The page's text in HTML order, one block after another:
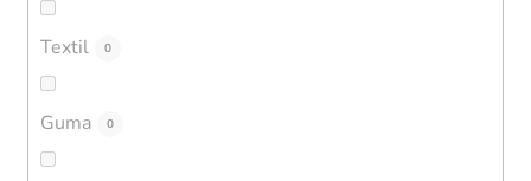
Textil 0
Guma 0